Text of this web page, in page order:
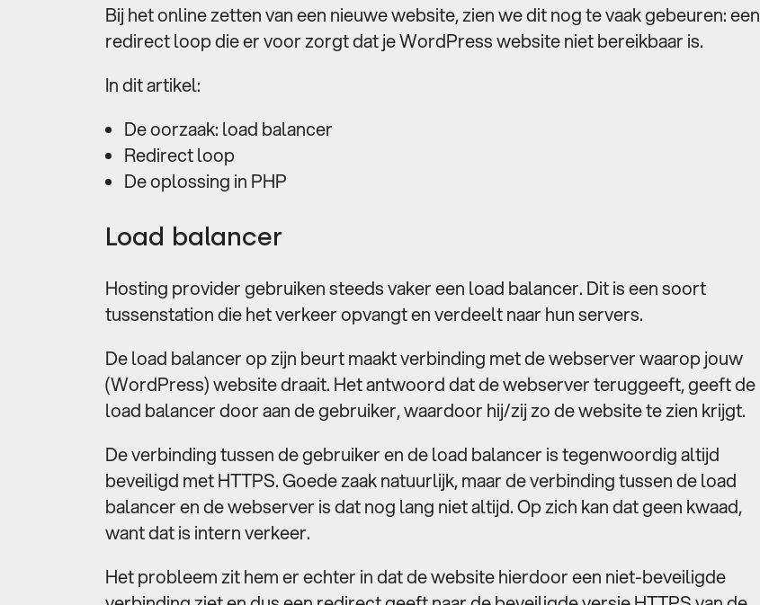
Bij het online zetten van een nieuwe website, zien we dit nog te vaak gebeuren: een
redirect loop die er voor zorgt dat je WordPress website niet bereikbaar is.
In dit artikel:
De oorzaak: load balancer
Redirect loop
De oplossing in PHP
Load balancer
Hosting provider gebruiken steeds vaker een load balancer. Dit is een soort
tussenstation die het verkeer opvangt en verdeelt naar hun servers.
De load balancer op zijn beurt maakt verbinding met de webserver waarop jouw
(WordPress) website draait. Het antwoord dat de webserver teruggeeft, geeft de
load balancer door aan de gebruiker, waardoor hij/zij zo de website te zien krijgt.
De verbinding tussen de gebruiker en de load balancer is tegenwoordig altijd
beveiligd met HTTPS. Goede zaak natuurlijk, maar de verbinding tussen de load
balancer en de webserver is dat nog lang niet altijd. Op zich kan dat geen kwaad,
want dat is intern verkeer.
Het probleem zit hem er echter in dat de website hierdoor een niet-beveiligde